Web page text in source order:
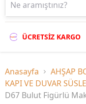
ÜCRETSİZ KARGO
Anasayfa
AHŞAP
KAPI VE DUVAR
D67 Bulut Figürlü